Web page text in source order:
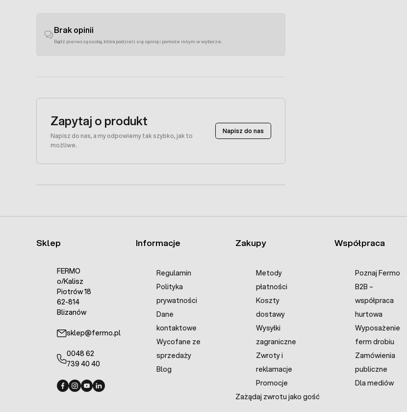
Brak opinii
Bądź pierwszą osobą, która podzieli się opinią i pomoże innym w wyborze.
Zapytaj o produkt
Napisz do nas, a my odpowiemy tak szybko, jak to
możliwe.
Napisz do nas
Sklep
FERMO
o/Kalisz
Piotrów 18
62-814
Blizanów
sklep@fermo.pl
0048 62
739 40 40
Informacje
Regulamin
Polityka
prywatności
Dane
kontaktowe
Wycofane ze
sprzedaży
Blog
Zakupy
Metody
płatności
Koszty
dostawy
Wysyłki
zagraniczne
Zwroty i
reklamacje
Promocje
Zażądaj zwrotu jako gość
Współpraca
Poznaj Fermo
B2B –
współpraca
hurtowa
Wyposażenie
ferm drobiu
Zamówienia
publiczne
Dla mediów